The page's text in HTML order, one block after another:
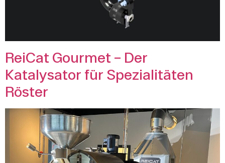
ReiCat Gourmet – Der
Katalysator für Spezialitäten
Röster